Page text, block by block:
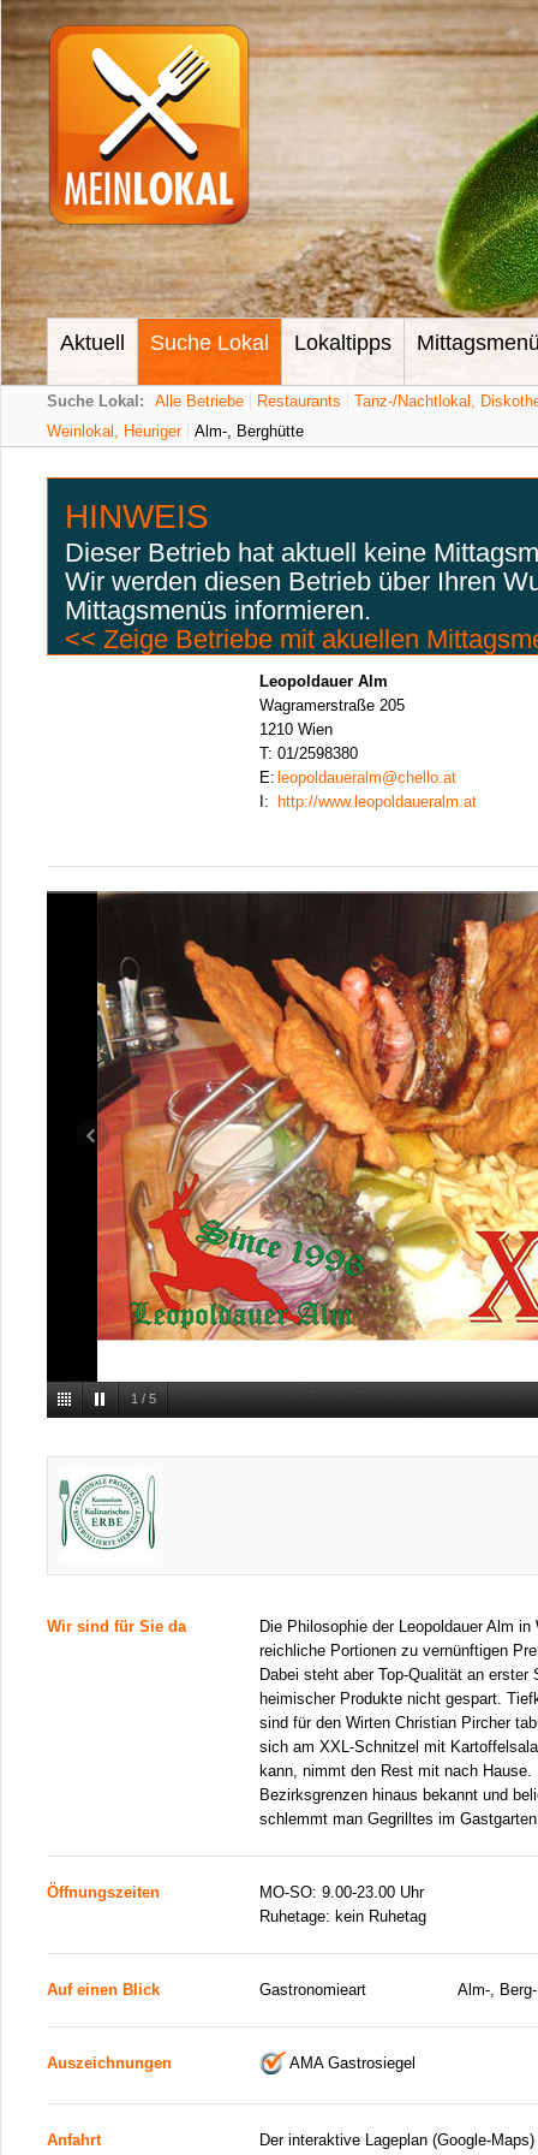
Aktuell Suche Lokal Lokaltipps
Suche Lokal: Alle Betriebe Restaurants
Tanz-/Nachtlokal,
Weinlokal, Heuriger
Alm-, Berghütte
HINWEIS
Dieser Betrieb hat aktuell keine
Wir werden diesen Betrieb über Ihren
Mittagsmenüs informieren.
<< Zeige Betriebe mit akuellen
Leopoldauer Alm
Wagramerstraße 205
1210 Wien
T: 01/2598380
E: leopoldaueralm@chello.at
I:
http://www.leopoldaueralm.at
1 / 5
Wir sind für Sie da
Die Philosophie der Leopoldauer Alm
reichliche Portionen zu vernünftigen
Dabei steht aber Top-Qualität an
heimischer Produkte nicht gespart.
sind für den Wirten Christian Pircher
sich am XXL-Schnitzel mit
kann, nimmt den Rest mit nach
Bezirksgrenzen hinaus bekannt und
schlemmt man Gegrilltes im
Öffnungszeiten
MO-SO: 9.00-23.00 Uhr
Ruhetage: kein Ruhetag
Auf einen Blick Gastronomieart Alm-,
Auszeichnungen AMA Gastrosiegel
Anfahrt Der interaktive Lageplan (Google-